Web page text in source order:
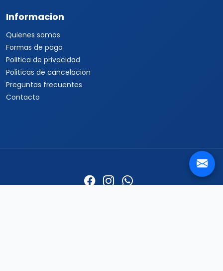
Informacion
Quienes somos
Formas de pago
Politica de privacidad
Politicas de cancelacion
Preguntas frecuentes
Contacto